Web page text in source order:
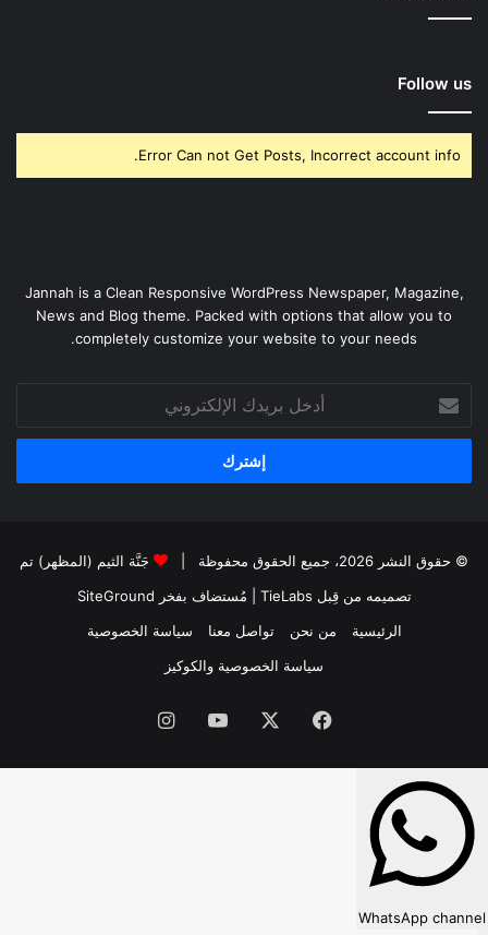
Follow us
Error Can not Get Posts, Incorrect account info.
Jannah is a Clean Responsive WordPress Newspaper, Magazine,
News and Blog theme. Packed with options that allow you to
completely customize your website to your needs.
بريدك
الإلكتروني
© حقوق النشر 2026، جميع الحقوق محفوظة |
جَنَّة الثيم (المظهر) تم
تصميمه من قِبل TieLabs
| مُستضاف بفخر SiteGround
الرئيسية
من نحن تواصل معنا
سياسة الخصوصية
سياسة الخصوصية والكوكيز
فيسبوك ‫YouTubeانستقرام
WhatsApp channel